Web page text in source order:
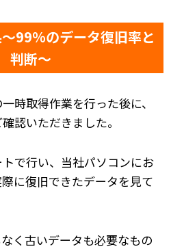
99％のデータ復旧率と
判断～
時取得作業を行った後に、
認いただきました。
で行い、当社パソコンにお
に復旧できたデータを見て
く古いデータも必要なもの